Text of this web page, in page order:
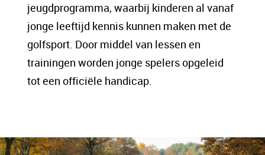
jeugdprogramma, waarbij kinderen al vanaf
jonge leeftijd kennis kunnen maken met de
golfsport. Door middel van lessen en
trainingen worden jonge spelers opgeleid
tot een officiële handicap.